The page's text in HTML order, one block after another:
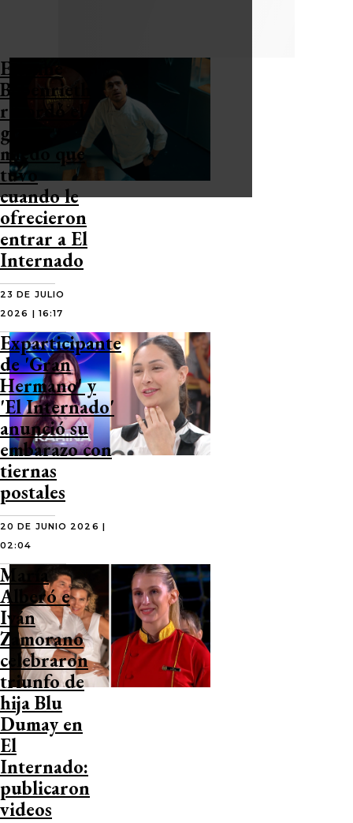
Etienne
Bobenrieth
recordó el
gran
miedo que
tuvo
cuando le
ofrecieron
entrar a El
Internado
23 DE JULIO
2026 | 16:17
Exparticipante
de 'Gran
Hermano' y
'El Internado'
anunció su
embarazo con
tiernas
postales
20 DE JUNIO 2026 |
02:04
María
Alberó e
Iván
Zamorano
celebraron
triunfo de
hija Blu
Dumay en
El
Internado:
publicaron
videos